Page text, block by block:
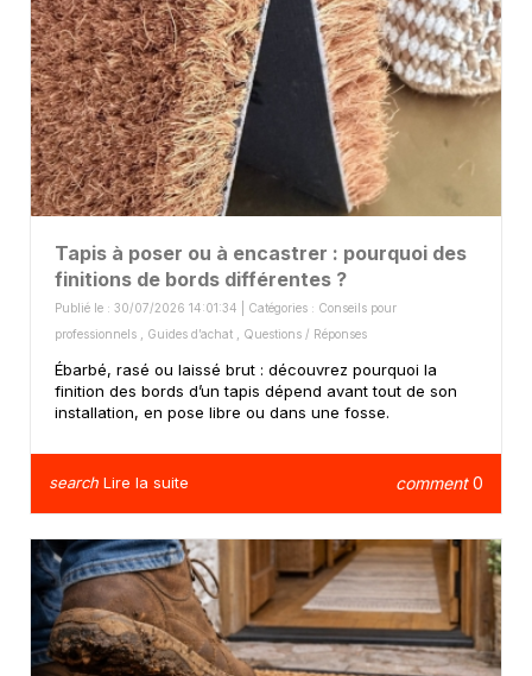
Tapis à poser ou à encastrer : pourquoi des
finitions de bords différentes ?
Publié le : 30/07/2026 14:01:34 | Catégories : Conseils pour
professionnels
Guides d’achat Questions / Réponses
Ébarbé, rasé ou laissé brut : découvrez pourquoi la
finition des bords d’un tapis dépend avant tout de son
installation, en pose libre ou dans une fosse.
search Lire la suite comment0